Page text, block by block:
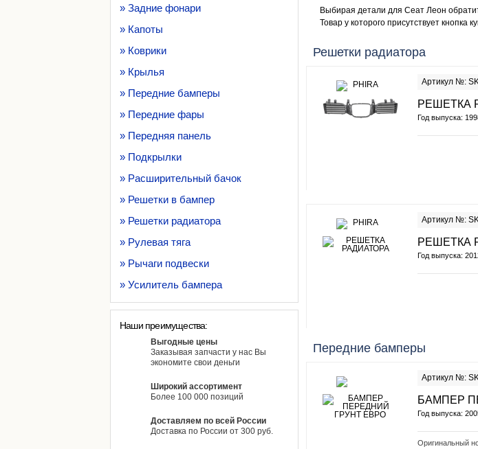
Выбирая детали для Сеат Леон
Товар у которого присутствует кнопка
Решетки радиатора
Артикул №:
РЕШЕТКА
Год выпуска:
Артикул №:
РЕШЕТКА
Год выпуска:
Передние бамперы
Артикул №:
БАМПЕР
Год выпуска:
Оригинальный
» Задние фонари
» Капоты
» Коврики
» Крылья
» Передние бамперы
» Передние фары
» Передняя панель
» Подкрылки
» Расширительный бачок
» Решетки в бампер
» Решетки радиатора
» Рулевая тяга
» Рычаги подвески
» Усилитель бампера
Наши преимущества:
Выгодные цены
Заказывая запчасти у нас Вы
экономите свои деньги
Широкий ассортимент
Более 100 000 позиций
Доставляем по всей России
Доставка по России от 300 руб.